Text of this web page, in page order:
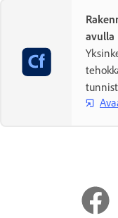
avulla